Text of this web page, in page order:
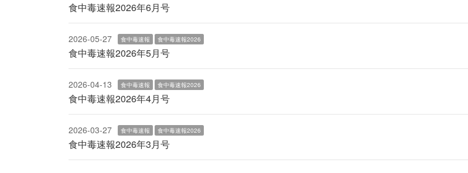
食中毒速報2026年6月号
2026-05-27 食中毒速報 食中毒速報2026
食中毒速報2026年5月号
2026-04-13 食中毒速報 食中毒速報2026
食中毒速報2026年4月号
2026-03-27 食中毒速報 食中毒速報2026
食中毒速報2026年3月号